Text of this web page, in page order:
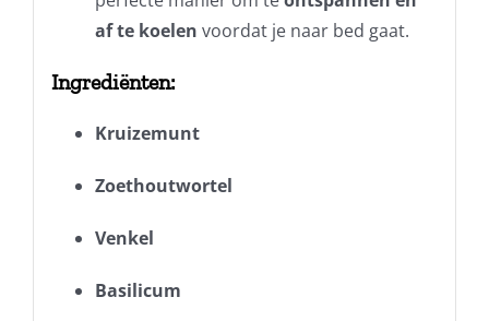
af te koelen voordat je naar bed gaat.
Ingrediënten:
Kruizemunt
Zoethoutwortel
Venkel
Basilicum